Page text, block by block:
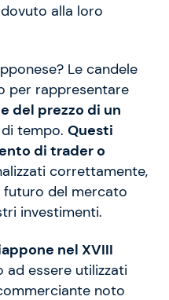
alla loro
Le candele
per rappresentare
del prezzo di un
tempo. Questi
di trader o
correttamente,
futuro del mercato
investimenti.
nel XVIII
ad essere utilizzati
noto